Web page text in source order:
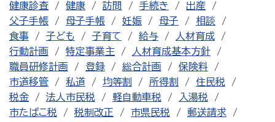
健康診査
健康 訪問 手続き
出産
父子手帳
母子手帳 妊娠 母子
相談
食事
子ども 子育て 給与
人材育成
行動計画
特定事業主
人材育成基本方針
職員研修計画
登録 総合計画
保険料
市道移管
私道 均等割 所得割
住民税
税金
法人市民税 軽自動車税
入湯税
市たばこ税
税制改正 市県民税
郵送請求